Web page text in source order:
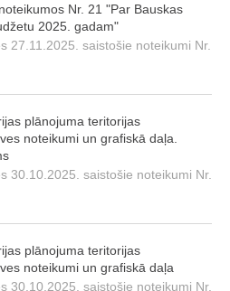
Nr. 21 "Par Bauskas
2025. gadam"
27.11.2025. saistošie noteikumi Nr.
plānojuma teritorijas
noteikumi un grafiskā daļa.
30.10.2025. saistošie noteikumi Nr.
plānojuma teritorijas
noteikumi un grafiskā daļa
30.10.2025. saistošie noteikumi Nr.